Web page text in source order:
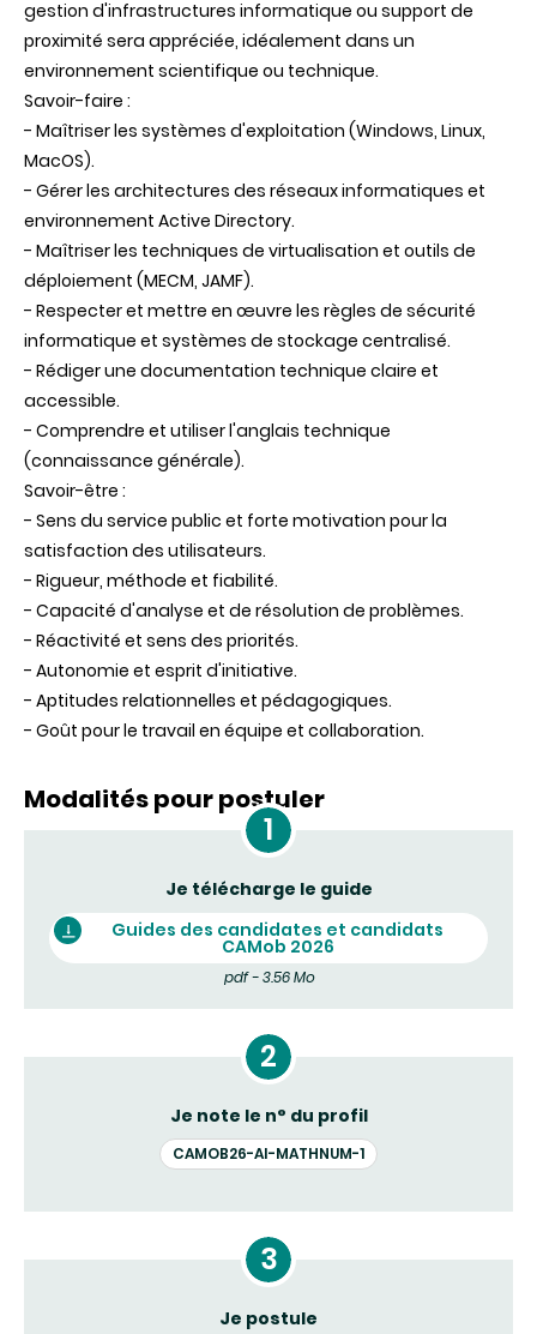
gestion d'infrastructures informatique ou support de
proximité sera appréciée, idéalement dans un
environnement scientifique ou technique.
Savoir-faire :
- Maîtriser les systèmes d'exploitation (Windows, Linux,
MacOS).
- Gérer les architectures des réseaux informatiques et
environnement Active Directory.
- Maîtriser les techniques de virtualisation et outils de
déploiement (MECM, JAMF).
- Respecter et mettre en œuvre les règles de sécurité
informatique et systèmes de stockage centralisé.
- Rédiger une documentation technique claire et
accessible.
- Comprendre et utiliser l'anglais technique
(connaissance générale).
Savoir-être :
- Sens du service public et forte motivation pour la
satisfaction des utilisateurs.
- Rigueur, méthode et fiabilité.
- Capacité d'analyse et de résolution de problèmes.
- Réactivité et sens des priorités.
- Autonomie et esprit d'initiative.
- Aptitudes relationnelles et pédagogiques.
- Goût pour le travail en équipe et collaboration.
Modalités pour postuler
Je télécharge le guide
Guides des candidates et candidats
CAMob 2026
pdf - 3.56 Mo
Je note le n° du profil
CAMOB26-AI-MATHNUM-1
Je postule